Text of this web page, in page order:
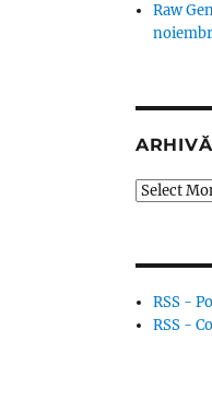
Raw
ARHIVĂ
Arhivă
RSS -
RSS -